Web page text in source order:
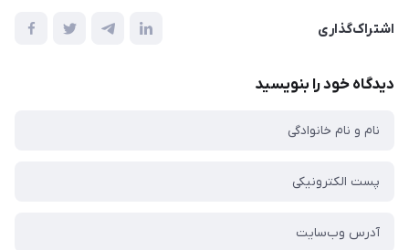
اشتراک‌گذاری
دیدگاه خود را بنویسید